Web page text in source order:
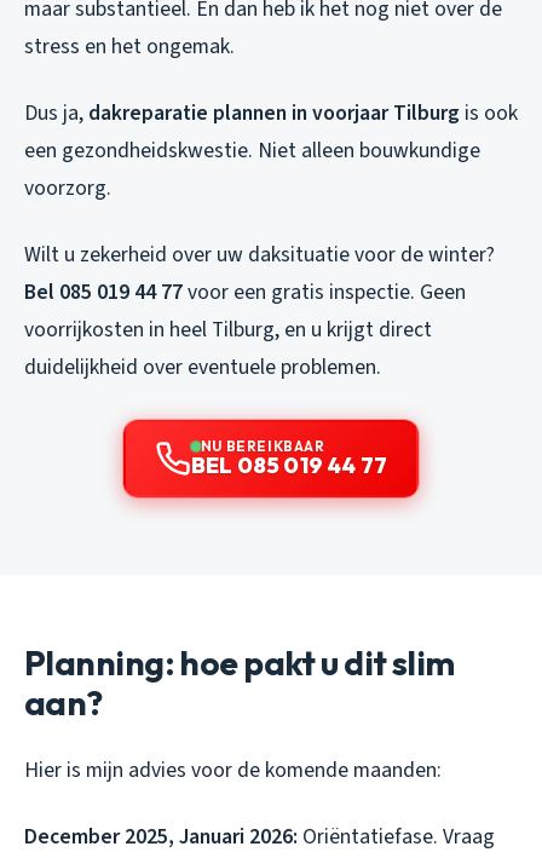
maar substantieel. En dan heb ik het nog niet over de
stress en het ongemak.
Dus ja, dakreparatie plannen in voorjaar Tilburg is ook
een gezondheidskwestie. Niet alleen bouwkundige
voorzorg.
Wilt u zekerheid over uw daksituatie voor de winter?
Bel 085 019 44 77voor een gratis inspectie. Geen
voorrijkosten in heel Tilburg, en u krijgt direct
duidelijkheid over eventuele problemen.
NU BEREIKBAAR
BEL 085 019 44 77
Planning: hoe pakt u dit slim
aan?
Hier is mijn advies voor de komende maanden:
December 2025, Januari 2026: Oriëntatiefase. Vraag